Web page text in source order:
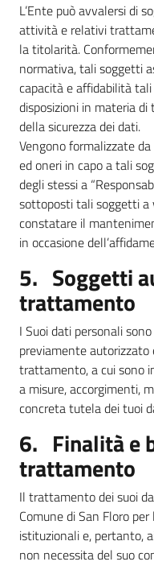
L’Ente può avvalersi di
attività e relativi
la titolarità.
normativa, tali soggetti
capacità e affidabilità
disposizioni in materia
della sicurezza dei dati.
Vengono formalizzate
ed oneri in capo a tali
degli stessi a
sottoposti tali soggetti a
constatare il
in occasione
5. Soggetti
trattamento
I Suoi dati personali
previamente autorizzato
trattamento, a cui sono
a misure, accorgimenti,
concreta tutela dei tuoi
6. Finalità e
trattamento
Il trattamento dei suoi
Comune di San Floro
istituzionali e, pertanto,
non necessita del suo